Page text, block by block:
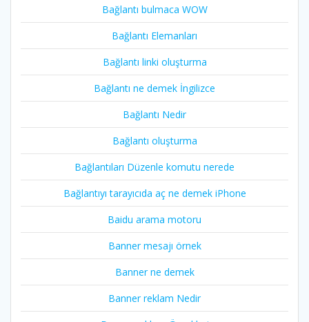
Bağlantı bulmaca WOW
Bağlantı Elemanları
Bağlantı linki oluşturma
Bağlantı ne demek İngilizce
Bağlantı Nedir
Bağlantı oluşturma
Bağlantıları Düzenle komutu nerede
Bağlantıyı tarayıcıda aç ne demek iPhone
Baidu arama motoru
Banner mesajı örnek
Banner ne demek
Banner reklam Nedir